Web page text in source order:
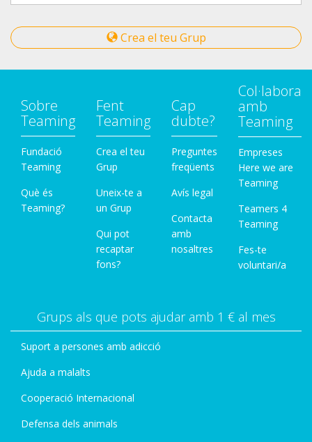
Crea el teu Grup
Sobre
Teaming
Fundació
Teaming
Què és
Teaming?
Fent
Teaming
Crea el teu
Grup
Uneix-te a
un Grup
Qui pot
recaptar
fons?
Cap
dubte?
Preguntes
freqüents
Avís legal
Contacta
amb
nosaltres
Col·labora
amb
Teaming
Empreses
Here we are
Teaming
Teamers 4
Teaming
Fes-te
voluntari/a
Grups als que pots ajudar amb 1 € al mes
Suport a persones amb adicció
Ajuda a malalts
Cooperació Internacional
Defensa dels animals